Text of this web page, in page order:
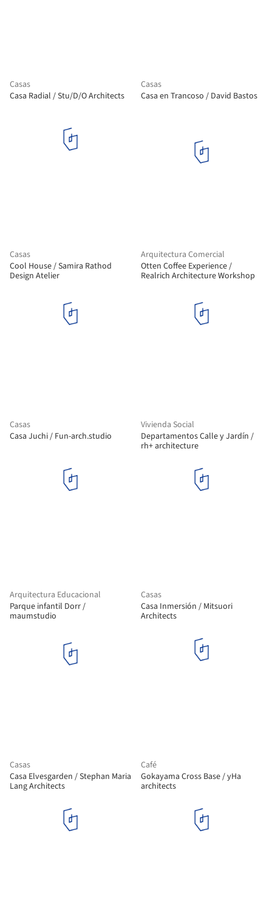
Casas
Casa Radial / Stu/D/O Architects
Casas
Casa en Trancoso / David Bastos
Casas
Cool House / Samira Rathod
Design Atelier
Arquitectura Comercial
Otten Coffee Experience /
Realrich Architecture Workshop
Casas
Casa Juchi / Fun-arch.studio
Vivienda Social
Departamentos Calle y Jardín /
rh+ architecture
Arquitectura Educacional
Parque infantil Dorr /
maumstudio
Casas
Casa Inmersión / Mitsuori
Architects
Casas
Casa Elvesgarden / Stephan Maria
Lang Architects
Café
Gokayama Cross Base / yHa
architects